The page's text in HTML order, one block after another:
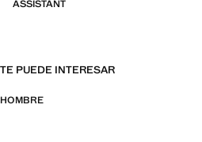
ASSISTANT
TE PUEDE INTERESAR
HOMBRE